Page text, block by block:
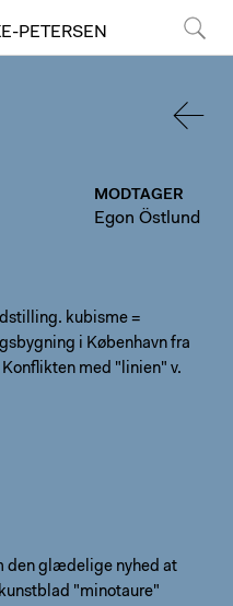
PETERSEN
MODTAGER
Egon Östlund
kubisme =
i København fra
med "linien" v.
den glædelige nyhed at
"minotaure"